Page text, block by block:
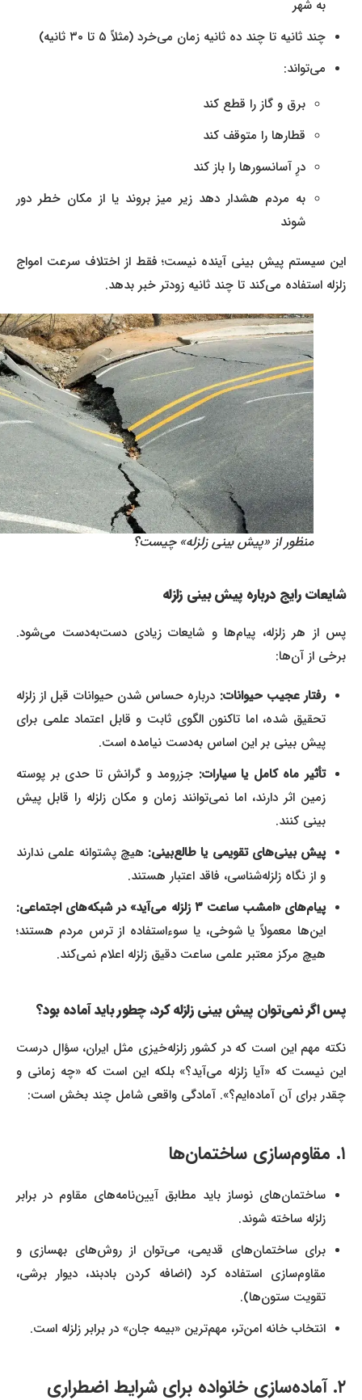
به شهر
چند ثانیه تا چند ده ثانیه زمان می‌خرد (مثلاً ۵ تا ۳۰ ثانیه)
می‌تواند:
برق و گاز را قطع کند
قطارها را متوقف کند
درِ آسانسورها را باز کند
به مردم هشدار دهد زیر میز بروند یا از مکان خطر دور
شوند
این سیستم پیش‌ بینی آینده نیست؛ فقط از اختلاف سرعت امواج
زلزله استفاده می‌کند تا چند ثانیه زودتر خبر بدهد.
منظور از «پیش بینی زلزله» چیست؟
شایعات رایج درباره پیش بینی زلزله
پس از هر زلزله، پیام‌ها و شایعات زیادی دست‌به‌دست می‌شود.
برخی از آن‌ها:
رفتار عجیب حیوانات:درباره حساس شدن حیوانات قبل از زلزله
تحقیق شده، اما تاکنون الگوی ثابت و قابل اعتماد علمی برای
پیش‌ بینی بر این اساس به‌دست نیامده است.
تأثیر ماه کامل یا سیارات:جزرومد و گرانش تا حدی بر پوسته
زمین اثر دارند، اما نمی‌توانند زمان و مکان زلزله را قابل پیش‌
بینی کنند.
پیش‌ بینی‌های تقویمی یا طالع‌بینی:هیچ پشتوانه علمی ندارند
و از نگاه زلزله‌شناسی، فاقد اعتبار هستند.
پیام‌های «امشب ساعت ۳ زلزله می‌آید» در شبکه‌های اجتماعی:
این‌ها معمولاً یا شوخی، یا سوءاستفاده از ترس مردم هستند؛
هیچ مرکز معتبر علمی ساعت دقیق زلزله اعلام نمی‌کند.
پس اگر نمی‌توان پیش‌ بینی زلزله کرد، چطور باید آماده بود؟
نکته مهم این است که در کشور زلزله‌خیزی مثل ایران، سؤال درست
این نیست که «آیا زلزله می‌آید؟» بلکه این است که «چه زمانی و
چقدر برای آن آماده‌ایم؟». آمادگی واقعی شامل چند بخش است:
ساختمان‌های نوساز باید مطابق آیین‌نامه‌های مقاوم در برابر
زلزله ساخته شوند.
برای ساختمان‌های قدیمی، می‌توان از روش‌های بهسازی و
مقاوم‌سازی استفاده کرد (اضافه کردن بادبند، دیوار برشی،
تقویت ستون‌ها).
انتخاب خانه امن‌تر، مهم‌ترین «بیمه جان» در برابر زلزله است.